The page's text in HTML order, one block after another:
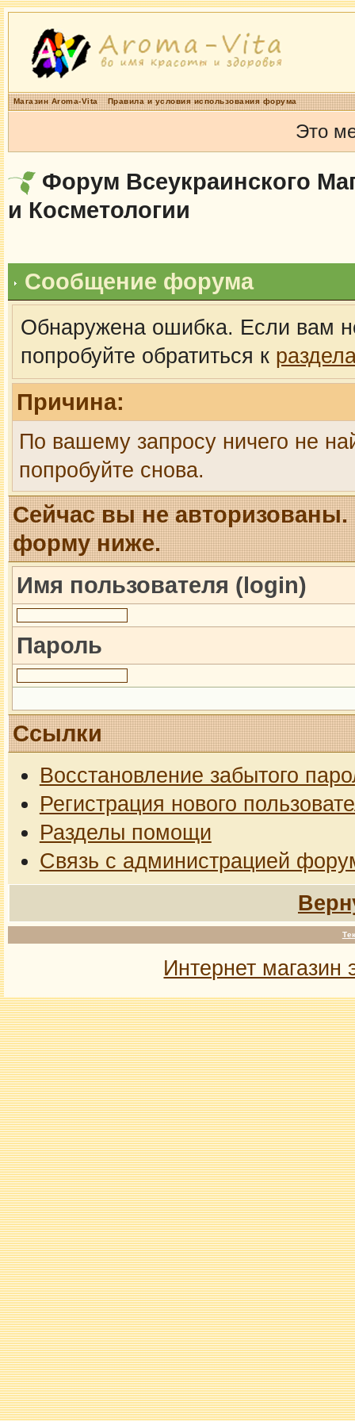
Магазин Aroma-Vita Правила и условия использования форума
Это
Форум Всеукраинского
и Косметологии
Сообщение форума
Обнаружена ошибка. Если вам
попробуйте обратиться к
Причина:
По вашему запросу ничего не
попробуйте снова.
Сейчас вы не авторизованы.
форму ниже.
Имя пользователя (login)
Пароль
Ссылки
Восстановление забытого
Регистрация нового
Разделы помощи
Связь с администрацией
Интернет